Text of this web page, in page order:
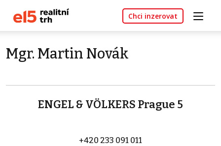
Chci inzerovat
Mgr. Martin Novák
ENGEL & VÖLKERS Prague 5
+420 233 091 011